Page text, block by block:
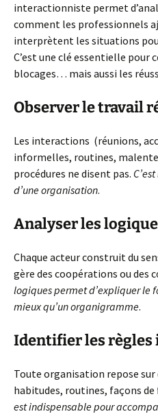
interactionniste permet
comment les professionnels
interprètent les situations
C’est une clé essentielle pour
blocages… mais aussi les
Observer le travail
Les interactions (réunions,
informelles, routines,
procédures ne disent pas.
d’une organisation.
Analyser les
Chaque acteur construit du
gère des coopérations ou des
logiques permet d’expliquer le
mieux qu’un organigramme.
Identifier les
Toute organisation repose sur
habitudes, routines, façons
est indispensable pour